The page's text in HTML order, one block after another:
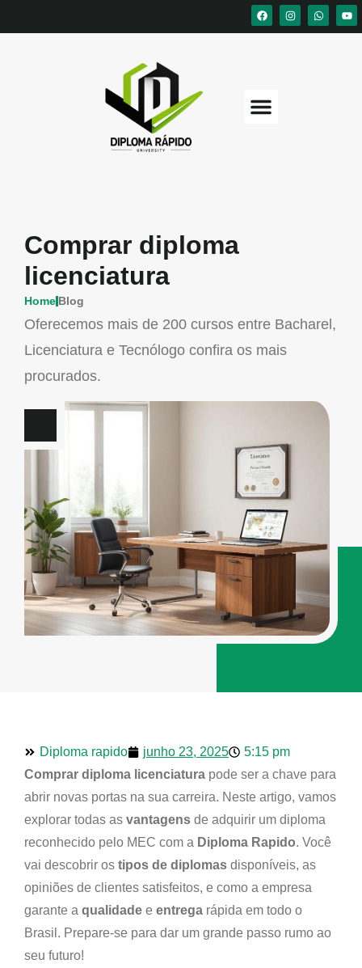
Comprar diploma
licenciatura
Home Blog
Oferecemos mais de 200 cursos entre Bacharel,
Licenciatura e Tecnólogo confira os mais
procurados.
Diploma rapido junho 23, 2025
5:15 pm
Comprar diploma licenciatura pode ser a chave para
abrir novas portas na sua carreira. Neste artigo, vamos
explorar todas as vantagens de adquirir um diploma
reconhecido pelo MEC com a Diploma Rapido. Você
vai descobrir os tipos de diplomas disponíveis, as
opiniões de clientes satisfeitos, e como a empresa
garante a qualidade e entrega rápida em todo o
Brasil. Prepare-se para dar um grande passo rumo ao
seu futuro!